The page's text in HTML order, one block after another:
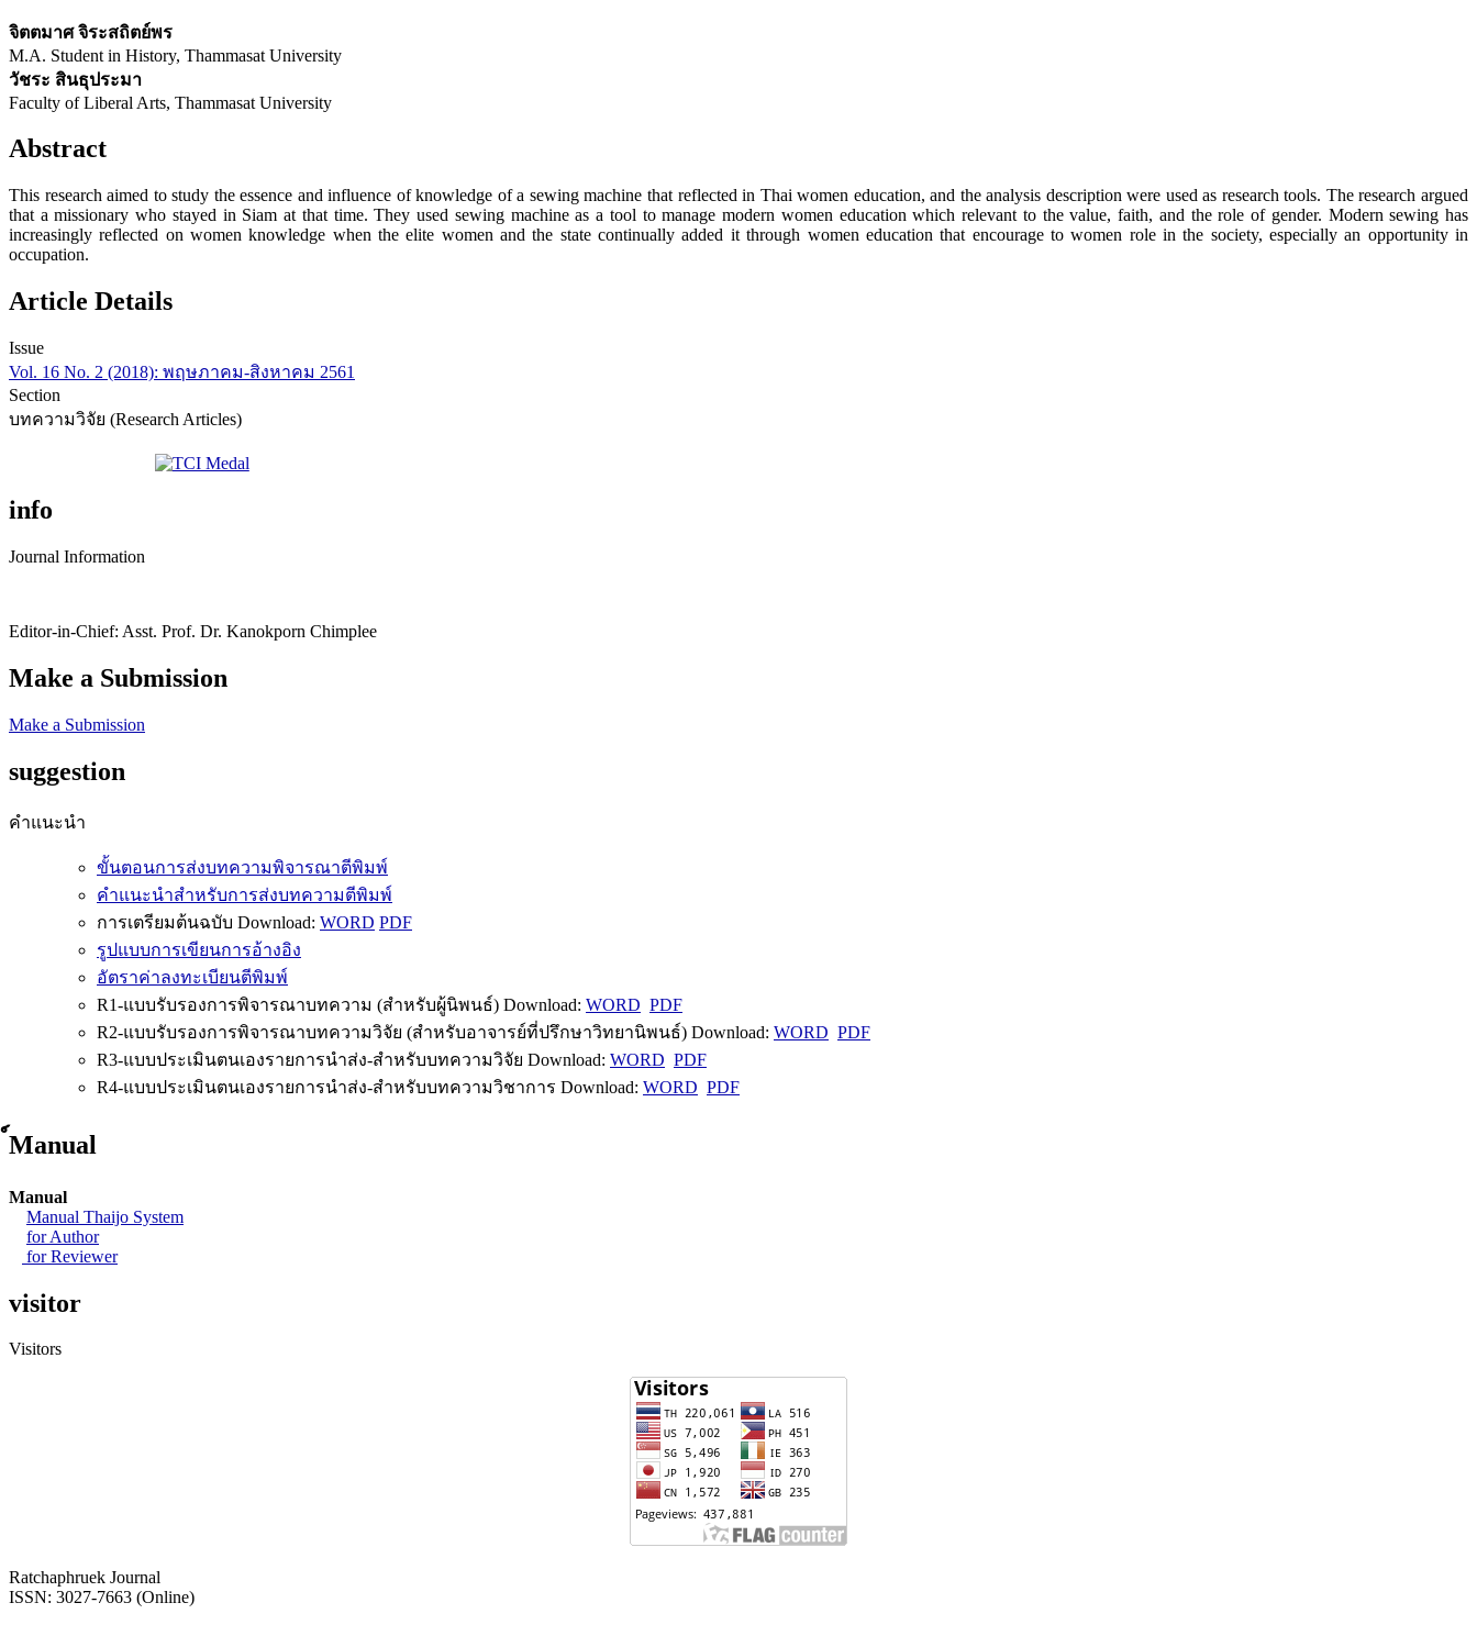
จิตตมาศ จิระสถิตย์พร
M.A. Student in History, Thammasat University
วัชระ สินธุประมา
Faculty of Liberal Arts, Thammasat University
Abstract
This research aimed to study the essence and influence of knowledge of a sewing machine that reflected in Thai women education, and the analysis description were used as research tools. The research argued
that a missionary who stayed in Siam at that time. They used sewing machine as a tool to manage modern women education which relevant to the value, faith, and the role of gender. Modern sewing has
increasingly reflected on women knowledge when the elite women and the state continually added it through women education that encourage to women role in the society, especially an opportunity in
occupation.
Article Details
Issue
Vol. 16 No. 2 (2018): พฤษภาคม-สิงหาคม 2561
Section
บทความวิจัย (Research Articles)
info
Journal Information
Editor-in-Chief: Asst. Prof. Dr. Kanokporn Chimplee
Make a Submission
Make a Submission
suggestion
คำแนะนำ
ขั้นตอนการส่งบทความพิจารณาตีพิมพ์
คำแนะนำสำหรับการส่งบทความตีพิมพ์
การเตรียมต้นฉบับ Download: WORD PDF
รูปแบบการเขียนการอ้างอิง
อัตราค่าลงทะเบียนตีพิมพ์
R1-แบบรับรองการพิจารณาบทความ (สำหรับผู้นิพนธ์) Download: WORD PDF
R2-แบบรับรองการพิจารณาบทความวิจัย (สำหรับอาจารย์ที่ปรึกษาวิทยานิพนธ์) Download: WORD PDF
R3-แบบประเมินตนเองรายการนำส่ง-สำหรับบทความวิจัย Download: WORD PDF
R4-แบบประเมินตนเองรายการนำส่ง-สำหรับบทความวิชาการ Download: WORD PDF
์Manual
Manual
Manual Thaijo System
for Author
for Reviewer
visitor
Visitors
Ratchaphruek Journal
ISSN: 3027-7663 (Online)